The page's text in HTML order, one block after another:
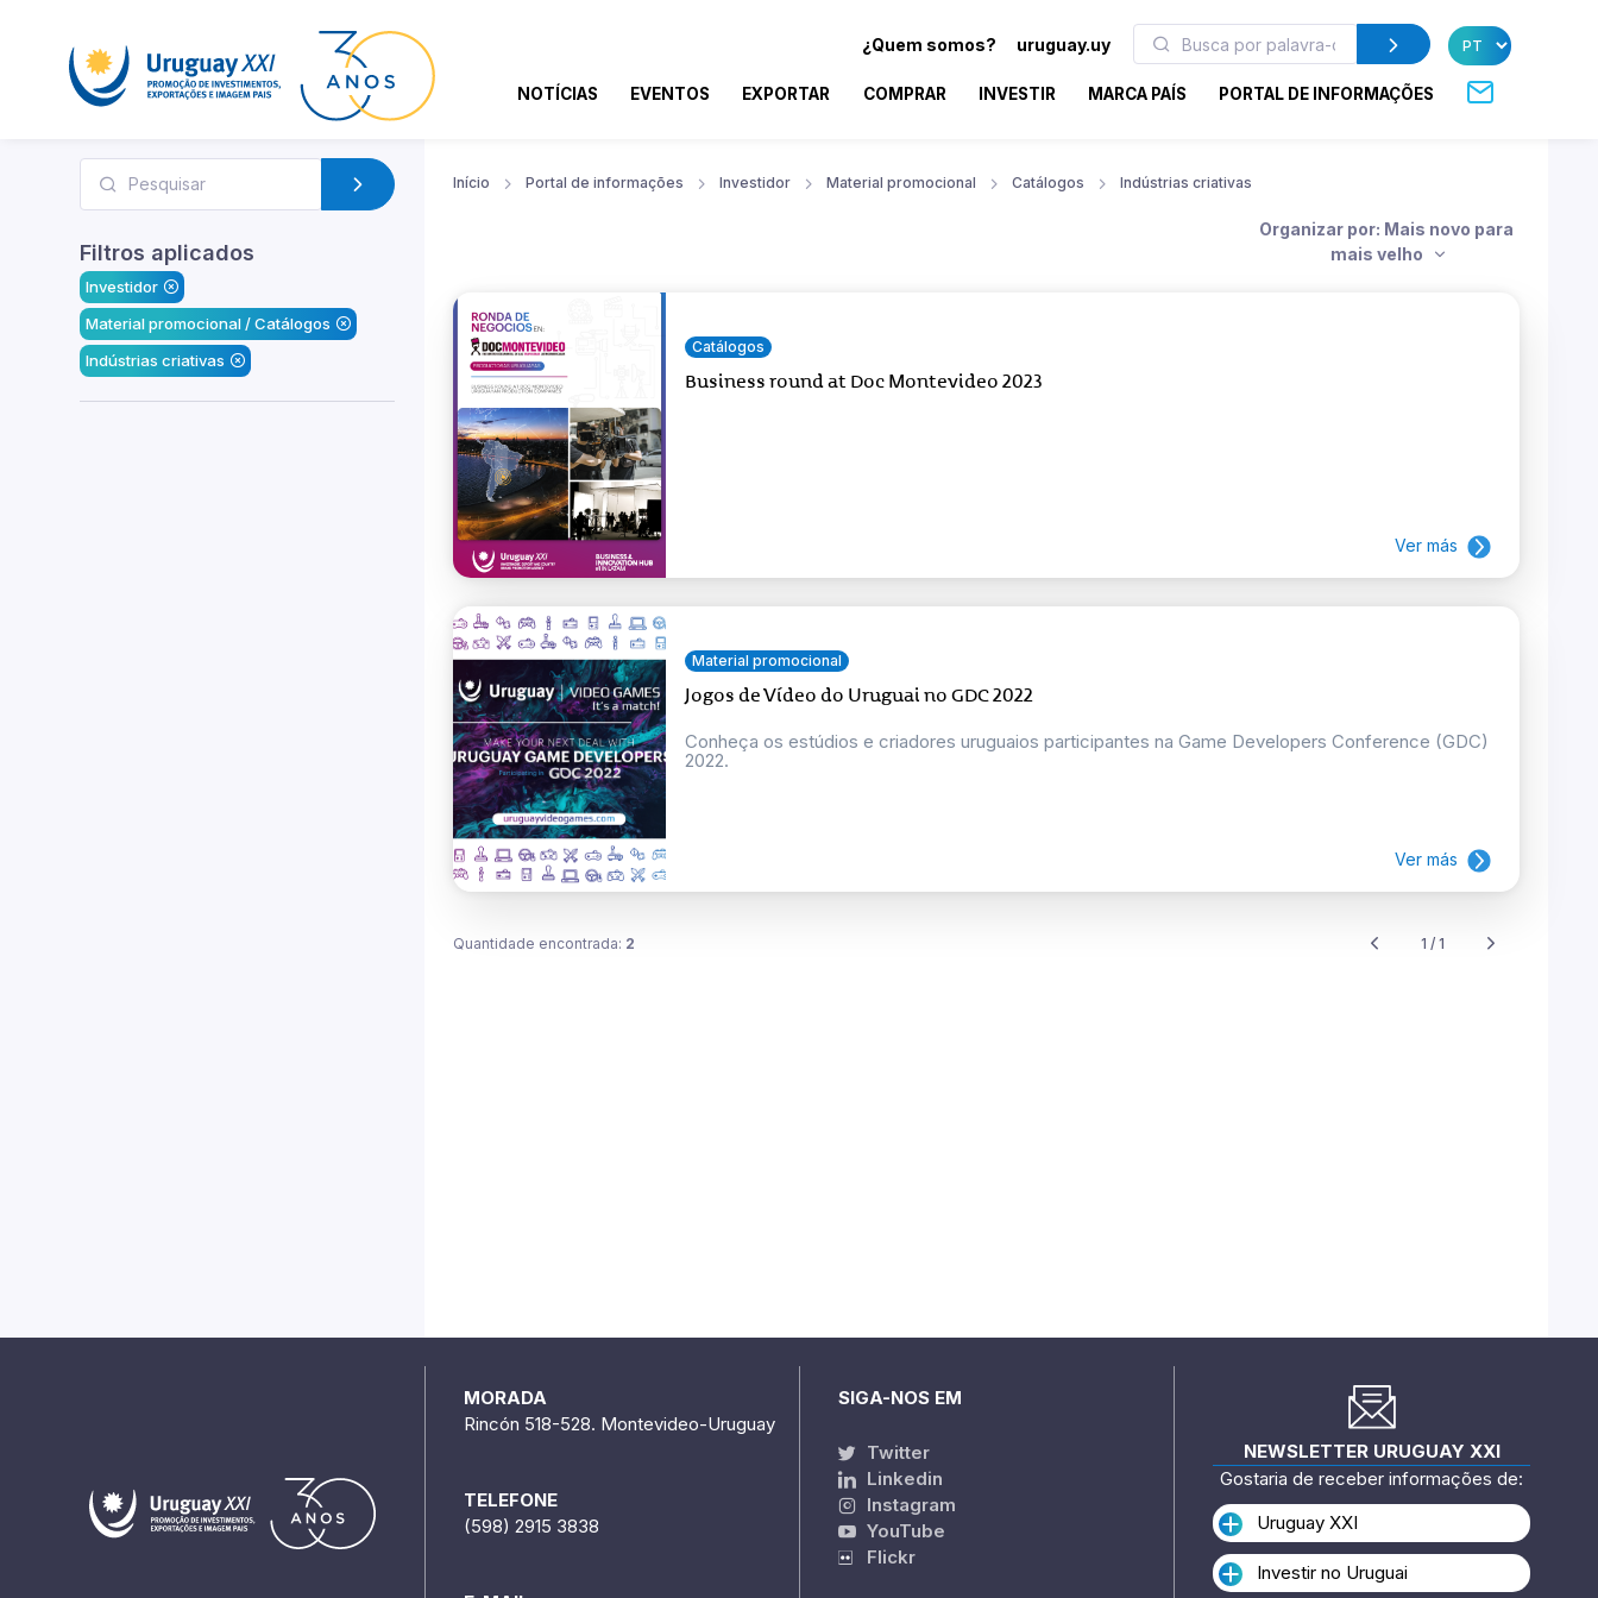
¿Quem somos? uruguay.uy
NOTÍCIAS EVENTOS EXPORTAR COMPRAR INVESTIR MARCA PAÍS PORTAL DE INFORMAÇÕES
Filtros aplicados
Investidor
Material promocional / Catálogos
Indústrias criativas
Início Portal de informações Investidor Material promocional Catálogos Indústrias criativas
Organizar por: Mais novo para
mais velho
Catálogos
Business round at Doc Montevideo 2023
Ver más
Material promocional
Jogos de Vídeo do Uruguai no GDC 2022
Conheça os estúdios e criadores uruguaios participantes na Game Developers Conference (GDC)
2022.
Ver más
Quantidade encontrada: 2 1 / 1
MORADA
Rincón 518-528. Montevideo-Uruguay
TELEFONE
(598) 2915 3838
SIGA-NOS EM
Twitter
Linkedin
Instagram
YouTube
Flickr
NEWSLETTER URUGUAY XXI
Gostaria de receber informações de:
Uruguay XXI
Investir no Uruguai